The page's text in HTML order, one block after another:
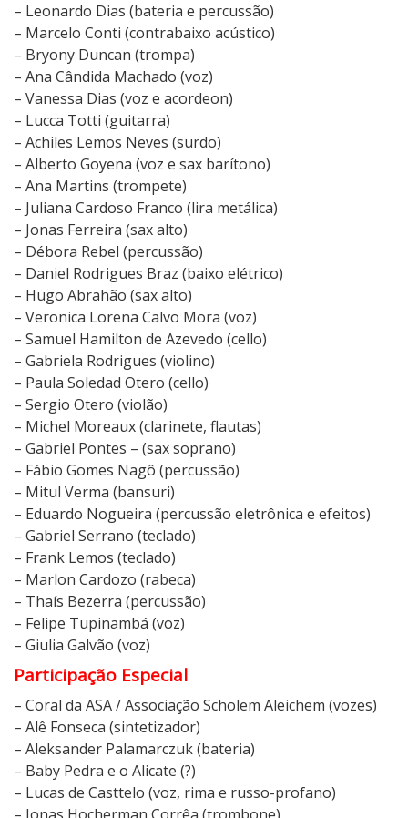
s
s
a
– Leonardo Dias (bateria e percussão)
– Marcelo Conti (contrabaixo acústico)
– Bryony Duncan (trompa)
– Ana Cândida Machado (voz)
– Vanessa Dias (voz e acordeon)
– Lucca Totti (guitarra)
– Achiles Lemos Neves (surdo)
– Alberto Goyena (voz e sax barítono)
– Ana Martins (trompete)
– Juliana Cardoso Franco (lira metálica)
– Jonas Ferreira (sax alto)
– Débora Rebel (percussão)
– Daniel Rodrigues Braz (baixo elétrico)
– Hugo Abrahão (sax alto)
– Veronica Lorena Calvo Mora (voz)
– Samuel Hamilton de Azevedo (cello)
– Gabriela Rodrigues (violino)
– Paula Soledad Otero (cello)
– Sergio Otero (violão)
– Michel Moreaux (clarinete, flautas)
– Gabriel Pontes – (sax soprano)
– Fábio Gomes Nagô (percussão)
– Mitul Verma (bansuri)
– Eduardo Nogueira (percussão eletrônica e efeitos)
– Gabriel Serrano (teclado)
– Frank Lemos (teclado)
– Marlon Cardozo (rabeca)
– Thaís Bezerra (percussão)
– Felipe Tupinambá (voz)
– Giulia Galvão (voz)
Participação Especial
– Coral da ASA / Associação Scholem Aleichem (vozes)
– Alê Fonseca (sintetizador)
– Aleksander Palamarczuk (bateria)
– Baby Pedra e o Alicate (?)
– Lucas de Casttelo (voz, rima e russo-profano)